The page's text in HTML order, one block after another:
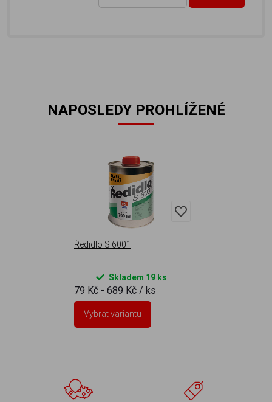
NAPOSLEDY PROHLÍŽENÉ
Ředidlo S 6001
Skladem 19 ks
79 Kč - 689 Kč / ks
Vybrat variantu